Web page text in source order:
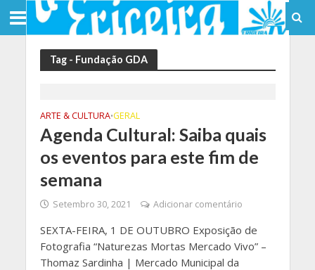
Tag - Fundação GDA
ARTE & CULTURA•GERAL
Agenda Cultural: Saiba quais
os eventos para este fim de
semana
Setembro 30, 2021 Adicionar comentário
SEXTA-FEIRA, 1 DE OUTUBRO Exposição de
Fotografia “Naturezas Mortas Mercado Vivo” –
Thomaz Sardinha | Mercado Municipal da